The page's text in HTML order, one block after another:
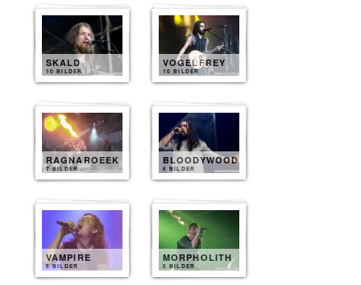
SKALD
10 BILDER
VOGELFREY
10 BILDER
RAGNAROEEK
7 BILDER
BLOODYWOOD
6 BILDER
VAMPIRE
5 BILDER
MORPHOLITH
5 BILDER